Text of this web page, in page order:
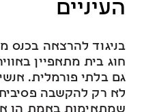
העיניים
בניגוד להרצאה בכנס
חוג בית מתאפיין
גם בלתי פורמלית.
לא רק להקשבה